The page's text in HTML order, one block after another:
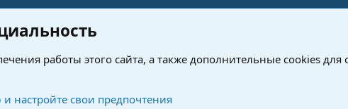
Маркет
Ресурсы
Интернет-магазин + CRM
работы этого сайта, а также дополнительные cookies для
настройте свои предпочтения